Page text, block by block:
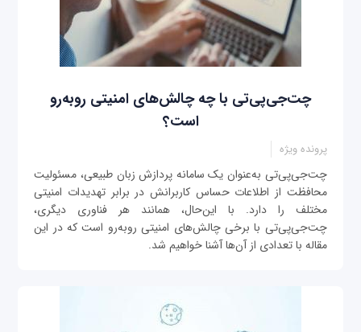
چت‌جی‌پی‌تی با چه چالش‌های امنیتی روبه‌رو
است؟
پرونده ویژه
چت‌جی‌پی‌تی به‌عنوان یک سامانه پردازش زبان طبیعی، مسئولیت
محافظت از اطلاعات حساس کاربرانش در برابر تهدیدات امنیتی
مختلف را دارد. با این‌حال، همانند هر فناوری دیگری،
چت‌جی‌پی‌تی با برخی چالش‌های امنیتی روبه‌رو است که در این
مقاله با تعدادی از آن‌ها آشنا خواهیم شد.